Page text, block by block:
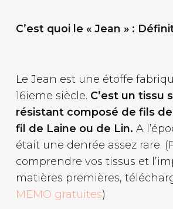
C’est quoi le « Jean » :
Le Jean est une étoffe
16ieme siècle. C’est un tissu
résistant composé de fils
fil de Laine ou de Lin. A
était une denrée assez rare.
comprendre vos tissus et
matières premières,
MEMO gratuites)